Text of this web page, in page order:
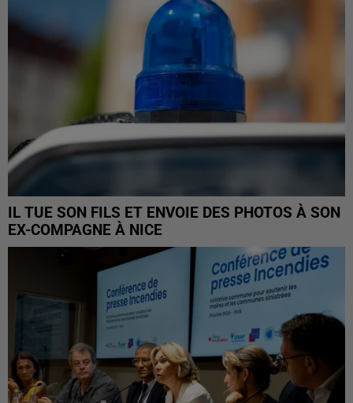
IL TUE SON FILS ET ENVOIE DES PHOTOS À SON
EX-COMPAGNE À NICE